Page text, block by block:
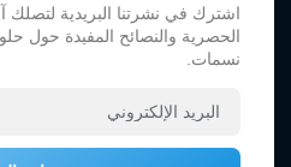
اشترك في نشرتنا البريدية لتصلك
الحصرية والنصائح المفيدة حول
نسمات.